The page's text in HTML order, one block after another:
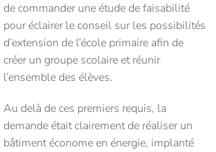
de commander une étude de faisabilité
pour éclairer le conseil sur les possibilités
d’extension de l’école primaire afin de
créer un groupe scolaire et réunir
l’ensemble des élèves.
Au delà de ces premiers requis, la
demande était clairement de réaliser un
bâtiment économe en énergie, implanté